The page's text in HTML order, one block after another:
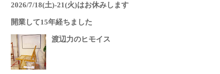
2026/7/18(土)-21(火)はお休みします
開業して15年経ちました
渡辺力のヒモイス